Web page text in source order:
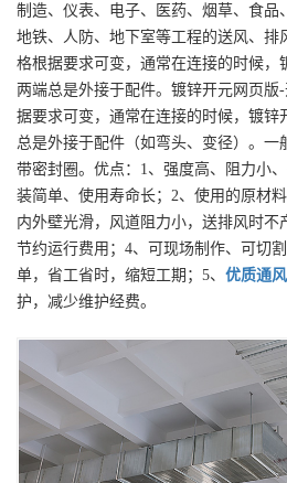
制造、仪表、电子、医药、烟草、食品
地铁、人防、地下室等工程的送风、排
格根据要求可变，通常在连接的时候，
两端总是外接于配件。镀锌开元网页版
据要求可变，通常在连接的时候，镀锌
总是外接于配件（如弯头、变径）。一
带密封圈。优点：1、强度高、阻力小
装简单、使用寿命长；2、使用的原材
内外壁光滑，风道阻力小，送排风时不
节约运行费用；4、可现场制作、可切
单，省工省时，缩短工期；5、 优质通
护，减少维护经费。